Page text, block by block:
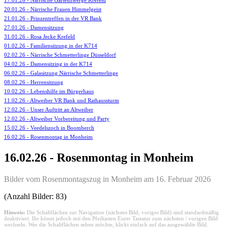
20.01.26 - Närrische Frauen Himmelgeist
21.01.26 - Prinzentreffen in der VR Bank
27.01.26 - Damensitzung
31.01.26 - Rosa Jecke Krefeld
01.02.26 - Familiensitzung in der K714
02.02.26 - Närrische Schmetterlinge Düsseldorf
04.02.26 - Damensitzing in der K714
06.02.26 - Galasitzung Närrische Schmetterlinge
08.02.26 - Herrensitzung
10.02.26 - Lebenshilfe im Bürgerhaus
11.02.26 - Altweiber VR Bank und Rathaussturm
12.02.26 - Unser Auftritt an Altweiber
12.02.26 - Altweiber Vorbereitung und Party
15.02.26 - Veedelszoch in Boomberch
16.02.26 - Rosenmontag in Monheim
16.02.26 - Rosenmontag in Monheim
Bilder vom Rosenmontagszug in Monheim am 16. Februar 2026
(Anzahl Bilder: 83)
Hinweis: Die Schaltflächen zur Navigation (nächstes Bild, voriges Bild) sind standardmäßig
deaktiviert. Ihr könnt jedoch mit den Pfeiltasten Eurer Tastatur zum nächsten / vorigen Bild
wechseln. Wer die Schaltflächen sehen möchte, klickt einfach auf das ausgewählte Bild.